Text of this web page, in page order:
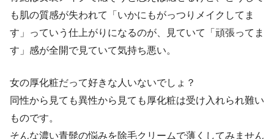
も肌の質感が失われて「いかにもがっつりメイクしてま
す」っていう仕上がりになるのが、見ていて「頑張ってま
す」感が全開で見ていて気持ち悪い。
女の厚化粧だって好きな人いないでしょ？
同性から見ても異性から見ても厚化粧は受け入れられ難い
ものです。
そんな濃い青髭の悩みを除毛クリームで薄くしてみません